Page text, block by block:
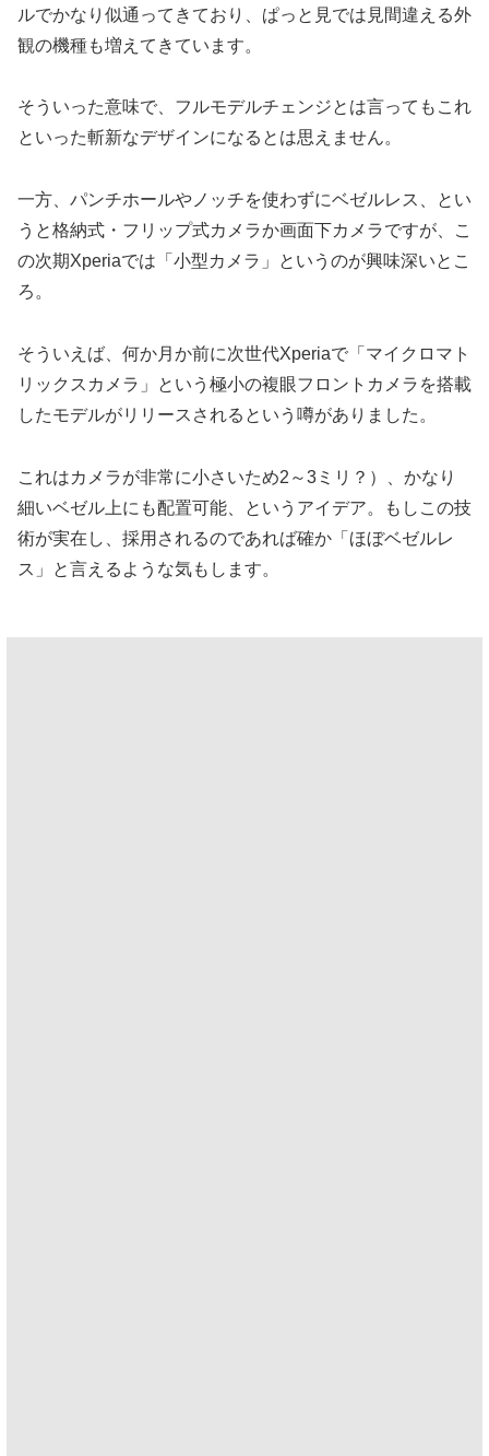
ルでかなり似通ってきており、ぱっと見では見間違える外
観の機種も増えてきています。
そういった意味で、フルモデルチェンジとは言ってもこれ
といった斬新なデザインになるとは思えません。
一方、パンチホールやノッチを使わずにベゼルレス、とい
うと格納式・フリップ式カメラか画面下カメラですが、こ
の次期Xperiaでは「小型カメラ」というのが興味深いとこ
ろ。
そういえば、何か月か前に次世代Xperiaで「マイクロマト
リックスカメラ」という極小の複眼フロントカメラを搭載
したモデルがリリースされるという噂がありました。
これはカメラが非常に小さいため2～3ミリ？）、かなり
細いベゼル上にも配置可能、というアイデア。もしこの技
術が実在し、採用されるのであれば確か「ほぼベゼルレ
ス」と言えるような気もします。